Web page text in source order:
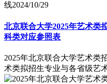
线2024/10/29
北京联合大学2025年艺术类
科类对应参照表
2025年北京联合大学艺术类
术类拟招生专业与各省级艺